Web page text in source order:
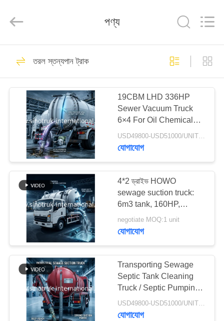
পণ্য
আমাদের
সম্বন্ধে
কারখানা
পরিদর্শন
গুণমান
নিয়ন্ত্রণ
আমাদের
যোগাযোগ
LTD..
পণ্যসম্ভার ট্রাক
টিপ্পার ডাম্প ট্রাক
528
ট্র্যাক্টর ট্রাক
119
পণ্য
তরল স্তন্যপান ট্রাক
19CBM LHD 336HP
Sewer Vacuum Truck
6×4 For Oil Chemical
Sewage Tank Sediment
Suction
USD49800-USD51000/UNIT)negotiation MOQ:1 Unit
যোগাযোগ
4*2 ড্রাইভ HOWO
sewage suction truck:
6m3 tank, 160HP,
8.00R20 টায়ার, হালকা-ডুয়িং
sewage truck, efficient
negotiate MOQ:1 unit
যোগাযোগ
Transporting Sewage
Septic Tank Cleaning
Truck / Septic Pumping
Truck 17CBM LHD
336HP
USD49800-USD51000/UNIT)negotiation MOQ:1 Unit
যোগাযোগ